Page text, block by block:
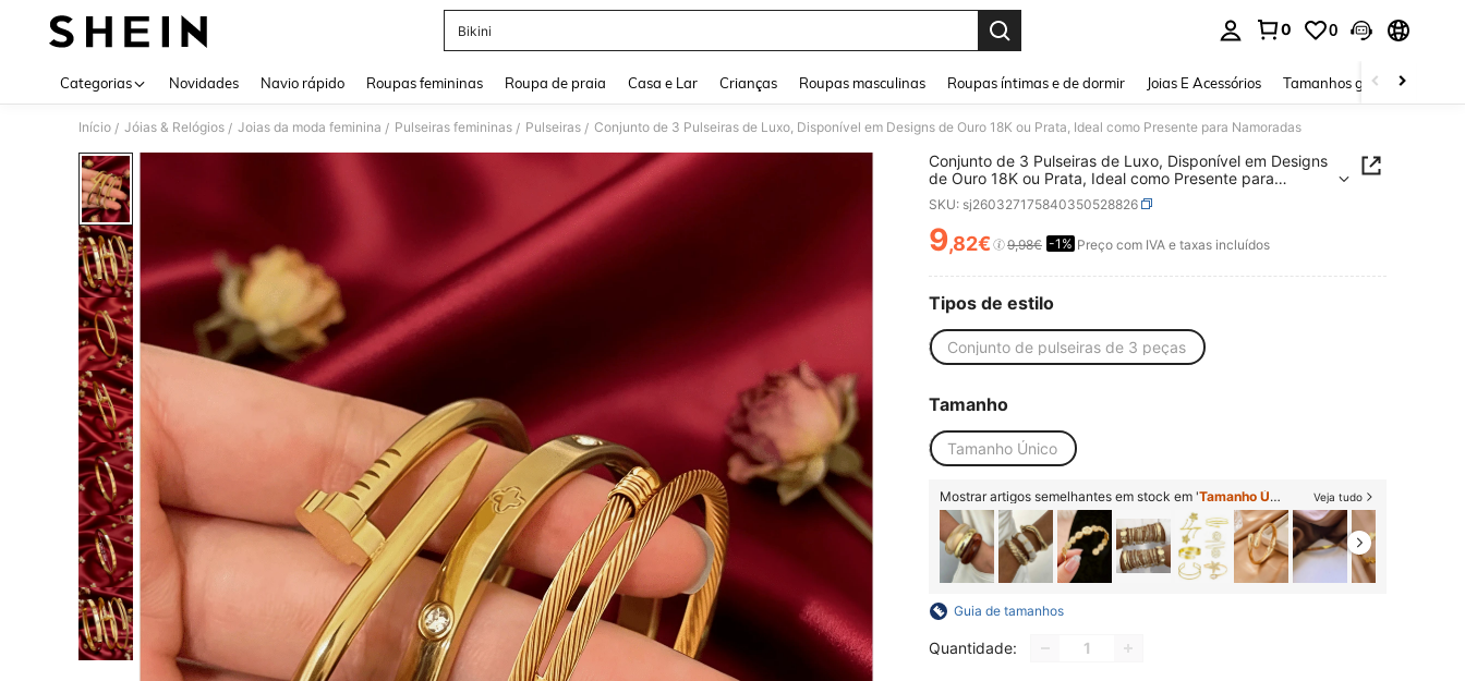
Bikini
0 0
Categorias Novidades Navio rápido Roupas femininas Roupa de praia Casa e Lar Crianças Roupas masculinas Roupas íntimas e de dormir Joias E Acessórios Tamanhos grandes
Início / Jóias & Relógios / Joias da moda feminina / Pulseiras femininas / Pulseiras / Conjunto de 3 Pulseiras de Luxo, Disponível em Designs de Ouro 18K ou Prata, Ideal como Presente para Namoradas
Conjunto de 3 Pulseiras de Luxo, Disponível em Designs
de Ouro 18K ou Prata, Ideal como Presente para
Namoradas
SKU: sj260327175840350528826
PRICE AND AVAILABILITY
9,82€ 9,98€ -1% Preço com IVA e taxas incluídos
Tipos de estilo
Conjunto de pulseiras de 3 peças
Tamanho
Tamanho Único
Mostrar artigos semelhantes em stock em 'Tamanho Único Veja tudo
Guia de tamanhos
Quantidade: